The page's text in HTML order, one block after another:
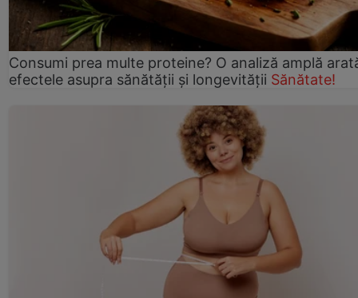
Consumi prea multe proteine? O analiză amplă
efectele asupra sănătății și longevității Sănătate!